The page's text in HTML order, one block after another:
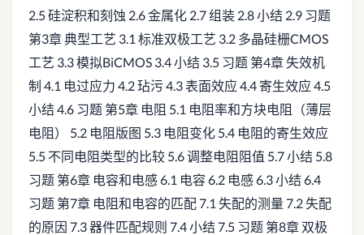
2.5 硅淀积和刻蚀 2.6 金属化 2.7 组装 2.8 小结 2.9 习题
第3章 典型工艺 3.1 标准双极工艺 3.2 多晶硅栅CMOS
工艺 3.3 模拟BiCMOS 3.4 小结 3.5 习题 第4章 失效机
制 4.1 电过应力 4.2 玷污 4.3 表面效应 4.4 寄生效应 4.5
小结 4.6 习题 第5章 电阻 5.1 电阻率和方块电阻（薄层
电阻） 5.2 电阻版图 5.3 电阻变化 5.4 电阻的寄生效应
5.5 不同电阻类型的比较 5.6 调整电阻阻值 5.7 小结 5.8
习题 第6章 电容和电感 6.1 电容 6.2 电感 6.3 小结 6.4
习题 第7章 电阻和电容的匹配 7.1 失配的测量 7.2 失配
的原因 7.3 器件匹配规则 7.4 小结 7.5 习题 第8章 双极